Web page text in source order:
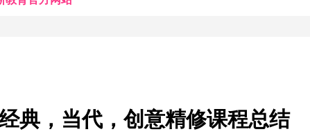
典，当代，创意精修课程总结